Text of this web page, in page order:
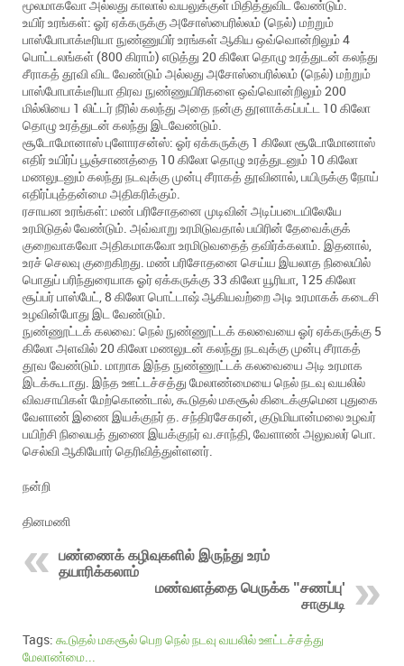
மூலமாகவோ அல்லது காலால் வயலுக்குள் மிதித்துவிட வேண்டும்.
உயிர் உரங்கள்: ஓர் ஏக்கருக்கு அசோஸ்பைரில்லம் (நெல்) மற்றும்
பாஸ்போபாக்டீரியா நுண்ணுயிர் உரங்கள் ஆகிய ஒவ்வொன்றிலும் 4
பொட்டலங்கள் (800 கிராம்) எடுத்து 20 கிலோ தொழு உரத்துடன் கலந்து
சீராகத் தூவி விட வேண்டும் அல்லது அசோஸ்பைரில்லம் (நெல்) மற்றும்
பாஸ்போபாக்டீரியா திரவ நுண்ணுயிரிகளை ஒவ்வொன்றிலும் 200
மில்லியை 1 லிட்டர் நீரில் கலந்து அதை நன்கு தூளாக்கப்பட்ட 10 கிலோ
தொழு உரத்துடன் கலந்து இடவேண்டும்.
சூடோமோனாஸ் புளோரசன்ஸ்: ஓர் ஏக்கருக்கு 1 கிலோ சூடோமோனாஸ்
எதிர் உயிர்ப் பூஞ்சாணத்தை 10 கிலோ தொழு உரத்துடனும் 10 கிலோ
மணலுடனும் கலந்து நடவுக்கு முன்பு சீராகத் தூவினால், பயிருக்கு நோய்
எதிர்ப்புத்தன்மை அதிகரிக்கும்.
ரசாயன உரங்கள்: மண் பரிசோதனை முடிவின் அடிப்படையிலேயே
உரமிடுதல் வேண்டும். அவ்வாறு உரமிடுவதால் பயிரின் தேவைக்குக்
குறைவாகவோ அதிகமாகவோ உரமிடுவதைத் தவிர்க்கலாம். இதனால்,
உரச் செலவு குறைகிறது. மண் பரிசோதனை செய்ய இயலாத நிலையில்
பொதுப் பரிந்துரையாக ஓர் ஏக்கருக்கு 33 கிலோ யூரியா, 125 கிலோ
சூப்பர் பாஸ்பேட், 8 கிலோ பொட்டாஷ் ஆகியவற்றை அடி உரமாகக் கடைசி
உழவின்போது இட வேண்டும்.
நுண்ணூட்டக் கலவை: நெல் நுண்ணூட்டக் கலவையை ஓர் ஏக்கருக்கு 5
கிலோ அளவில் 20 கிலோ மணலுடன் கலந்து நடவுக்கு முன்பு சீராகத்
தூவ வேண்டும். மாறாக இந்த நுண்ணூட்டக் கலவையை அடி உரமாக
இடக்கூடாது. இந்த ஊட்டச்சத்து மேலாண்மையை நெல் நடவு வயலில்
விவசாயிகள் மேற்கொண்டால், கூடுதல் மகசூல் கிடைக்குமென புதுகை
வேளாண் இணை இயக்குநர் த. சந்திரசேகரன், குடுமியான்மலை உழவர்
பயிற்சி நிலையத் துணை இயக்குநர் வ.சாந்தி, வேளாண் அலுவலர் பொ.
செல்வி ஆகியோர் தெரிவித்துள்ளனர்.
நன்றி
தினமணி
பண்ணைக் கழிவுகளில் இருந்து உரம்
தயாரிக்கலாம்
மண்வளத்தை பெருக்க "சணப்பு'
சாகுபடி
Tags: கூடுதல் மகசூல் பெற நெல் நடவு வயலில் ஊட்டச்சத்து
மேலாண்மை...